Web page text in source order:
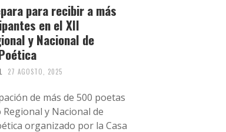
para recibir a más
en el XII
y Nacional de
27 AGOSTO, 2025
de más de 500 poetas
y Nacional de
organizado por la Casa